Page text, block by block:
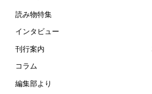
読み物特集
インタビュー
刊行案内
コラム
編集部より